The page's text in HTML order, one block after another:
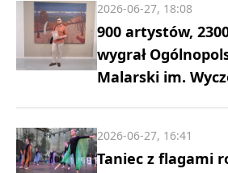
900 artystów,
wygrał
Malarski im.
2026-06-27, 18:08
Taniec z flagami
2026-06-27, 16:41